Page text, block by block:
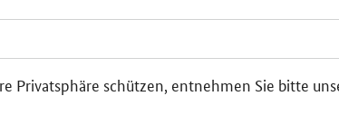
schützen, entnehmen Sie bitte